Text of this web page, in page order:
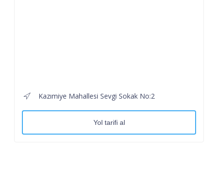
Kazımiye Mahallesi Sevgi Sokak No:2
Yol tarifi al